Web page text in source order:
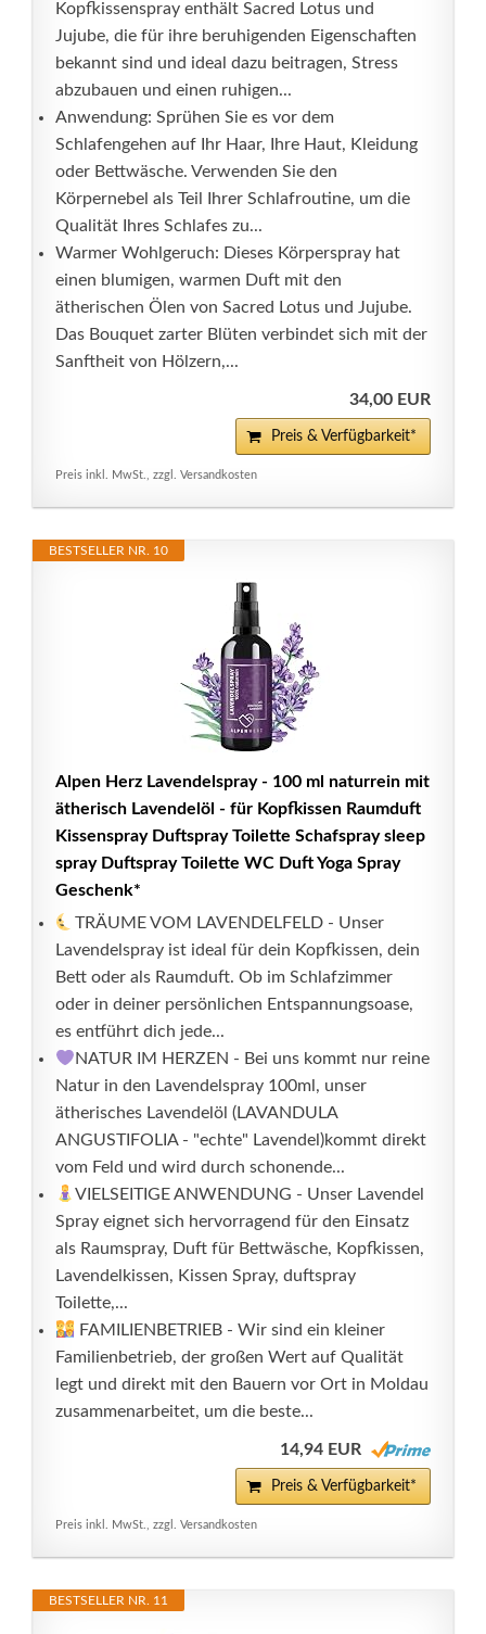
Kopfkissenspray enthält Sacred Lotus und
Jujube, die für ihre beruhigenden Eigenschaften
bekannt sind und ideal dazu beitragen, Stress
abzubauen und einen ruhigen...
Anwendung: Sprühen Sie es vor dem
Schlafengehen auf Ihr Haar, Ihre Haut, Kleidung
oder Bettwäsche. Verwenden Sie den
Körpernebel als Teil Ihrer Schlafroutine, um die
Qualität Ihres Schlafes zu...
Warmer Wohlgeruch: Dieses Körperspray hat
einen blumigen, warmen Duft mit den
ätherischen Ölen von Sacred Lotus und Jujube.
Das Bouquet zarter Blüten verbindet sich mit der
Sanftheit von Hölzern,...
34,00 EUR
Preis & Verfügbarkeit*
Preis inkl. MwSt., zzgl. Versandkosten
BESTSELLER NR. 10
Alpen Herz Lavendelspray - 100 ml naturrein mit
ätherisch Lavendelöl - für Kopfkissen Raumduft
Kissenspray Duftspray Toilette Schafspray sleep
spray Duftspray Toilette WC Duft Yoga Spray
Geschenk*
TRÄUME VOM LAVENDELFELD - Unser
Lavendelspray ist ideal für dein Kopfkissen, dein
Bett oder als Raumduft. Ob im Schlafzimmer
oder in deiner persönlichen Entspannungsoase,
es entführt dich jede...
NATUR IM HERZEN - Bei uns kommt nur reine
Natur in den Lavendelspray 100ml, unser
ätherisches Lavendelöl (LAVANDULA
ANGUSTIFOLIA - "echte" Lavendel)kommt direkt
vom Feld und wird durch schonende...
VIELSEITIGE ANWENDUNG - Unser Lavendel
Spray eignet sich hervorragend für den Einsatz
als Raumspray, Duft für Bettwäsche, Kopfkissen,
Lavendelkissen, Kissen Spray, duftspray
Toilette,...
FAMILIENBETRIEB - Wir sind ein kleiner
Familienbetrieb, der großen Wert auf Qualität
legt und direkt mit den Bauern vor Ort in Moldau
zusammenarbeitet, um die beste...
14,94 EUR
Preis & Verfügbarkeit*
Preis inkl. MwSt., zzgl. Versandkosten
BESTSELLER NR. 11